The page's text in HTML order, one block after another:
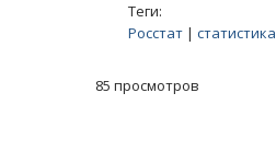
Теги:
Росстат | статистика
85 просмотров